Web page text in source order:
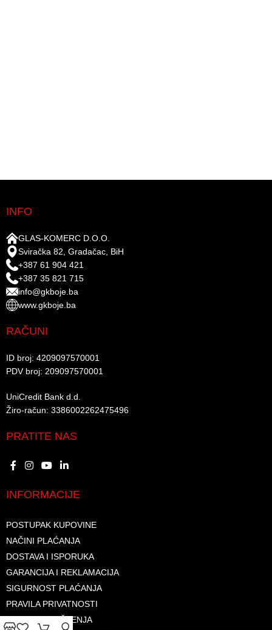
INFO
GLAS-KOMERC D.O.O.
Sviračka 82, Gradačac, BiH
+387 61 904 421
+387 35 821 715
info@gkboje.ba
www.gkboje.ba
RAČUNI
ID broj: 4209097570001​
PDV broj: 209097570001 ​
UniCredit Bank d.d.​
Žiro-račun: 3386002262475496​​
PRATITE NAS
INFORMACIJE
POSTUPAK KUPOVINE
NAČINI PLAĆANJA
DOSTAVA I ISPORUKA
GARANCIJA I REKLAMACIJA
SIGURNOST PLAĆANJA
PRAVILA PRIVATNOSTI
USLOVI KORIŠTENJA